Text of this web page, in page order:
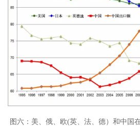
图六：美、俄、欧(英、法、德）和中国